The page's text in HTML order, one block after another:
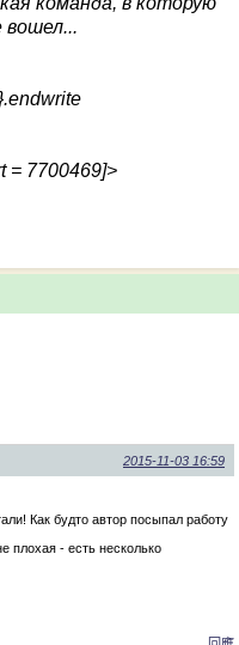
вошел...
= 7700469]>
2015-11-03 16:59
Как будто автор посыпал работу
плохая - есть несколько